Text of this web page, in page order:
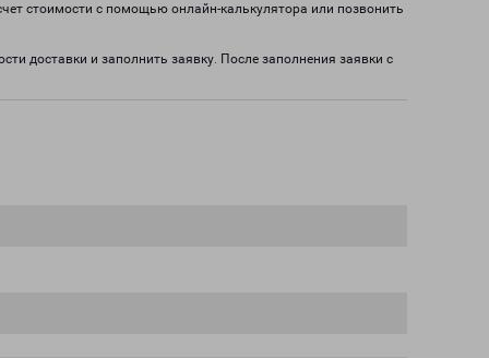
стоимости с помощью онлайн-калькулятора или позвонить
доставки и заполнить заявку. После заполнения заявки с